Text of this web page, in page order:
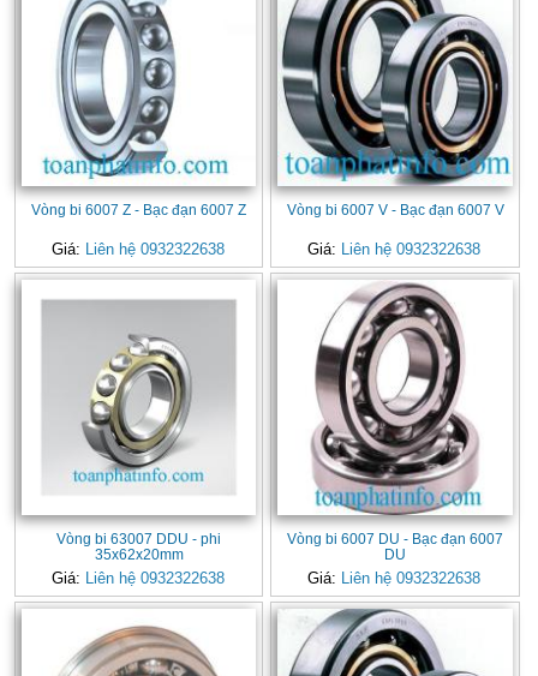
Vòng bi 6007 Z - Bạc đạn 6007 Z
Giá: Liên hệ 0932322638
Vòng bi 6007 V - Bạc đạn 6007 V
Giá: Liên hệ 0932322638
Vòng bi 63007 DDU - phi
35x62x20mm
Giá: Liên hệ 0932322638
Vòng bi 6007 DU - Bạc đạn 6007
DU
Giá: Liên hệ 0932322638